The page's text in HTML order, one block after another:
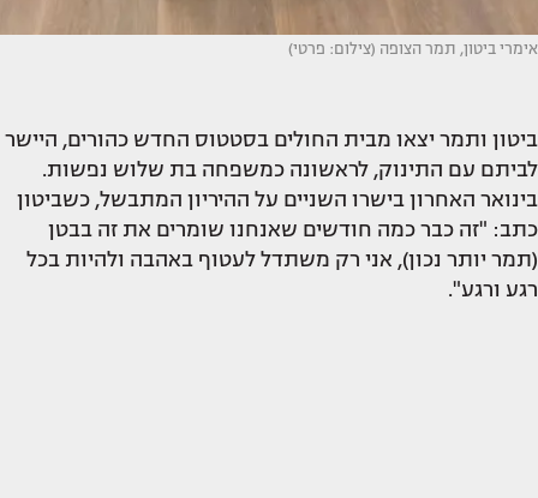
אימרי ביטון, תמר הצופה (צילום: פרטי)
ביטון ותמר יצאו מבית החולים בסטטוס החדש כהורים, היישר
לביתם עם התינוק, לראשונה כמשפחה בת שלוש נפשות.
בינואר האחרון בישרו השניים על ההיריון המתבשל, כשביטון
כתב: "זה כבר כמה חודשים שאנחנו שומרים את זה בבטן
(תמר יותר נכון), אני רק משתדל לעטוף באהבה ולהיות בכל
רגע ורגע".